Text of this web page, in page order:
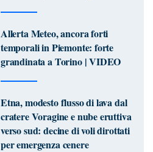
Allerta Meteo, ancora forti
temporali in Piemonte: forte
grandinata a Torino | VIDEO
Etna, modesto flusso di lava dal
cratere Voragine e nube eruttiva
verso sud: decine di voli dirottati
per emergenza cenere